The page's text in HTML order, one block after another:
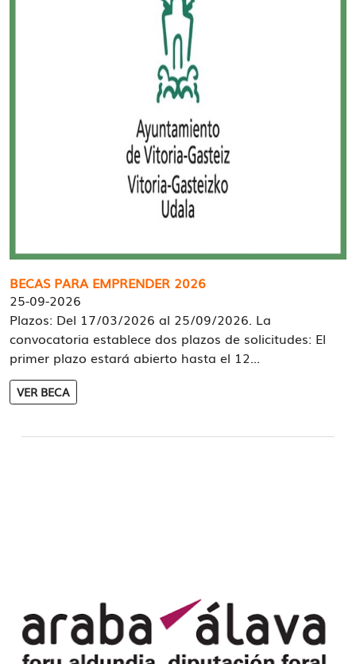
BECAS PARA EMPRENDER 2026
25-09-2026
Plazos: Del 17/03/2026 al 25/09/2026. La
convocatoria establece dos plazos de solicitudes: El
primer plazo estará abierto hasta el 12...
VER BECA